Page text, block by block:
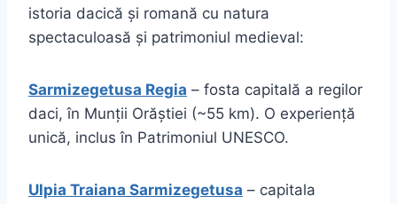
istoria dacică și romană cu natura
spectaculoasă și patrimoniul medieval:
Sarmizegetusa Regia – fosta capitală a regilor
daci, în Munții Orăștiei (~55 km). O experiență
unică, inclus în Patrimoniul UNESCO.
Ulpia Traiana Sarmizegetusa – capitala